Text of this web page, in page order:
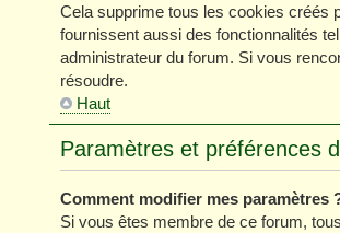
Cela supprime tous les cookies créés
fournissent aussi des fonctionnalités
administrateur du forum. Si vous
résoudre.
Haut
Paramètres et préférences
Comment modifier mes paramètres
Si vous êtes membre de ce forum,